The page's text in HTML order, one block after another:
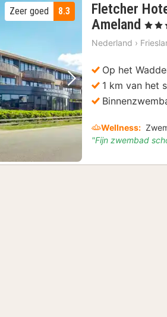
Volgende foto
8.3
Zeer goed
Fletcher
Ameland 3
€
, 4
Nederland ›
Op het
1 km van het
Wellness:
"Fijn zwembad